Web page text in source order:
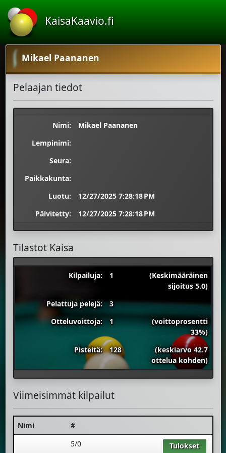
KaisaKaavio.fi
Mikael Paananen
Pelaajan tiedot
Nimi:
Mikael Paananen
Lempinimi:
Seura:
Paikkakunta:
Luotu:
12/27/2025 7:28:18 PM
Päivitetty:
12/27/2025 7:28:18 PM
Tilastot Kaisa
Kilpailuja: 1
(Keskimääräinen
sijoitus 5.0)
Pelattuja pelejä:
3
Otteluvoittoja:
1
(voittoprosentti
33%)
Pisteitä:
128
(keskiarvo 42.7
ottelua kohden)
Viimeisimmät kilpailut
Nimi
#
5/0
Tulokset